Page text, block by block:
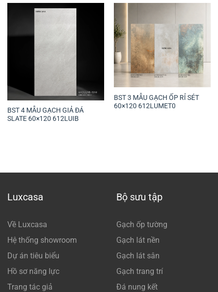
BST 4 MẪU GẠCH GIẢ ĐÁ
SLATE 60×120 612LUIB
BST 3 MẪU GẠCH ỐP RỈ SÉT
60×120 612LUMET0
Luxcasa
Về Luxcasa
Hệ thống showroom
Dự án tiêu biểu
Hồ sơ năng lực
Trang tác giả
Bộ sưu tập
Gạch ốp tường
Gạch lát nền
Gạch lát sân
Gạch trang trí
Đá nung kết